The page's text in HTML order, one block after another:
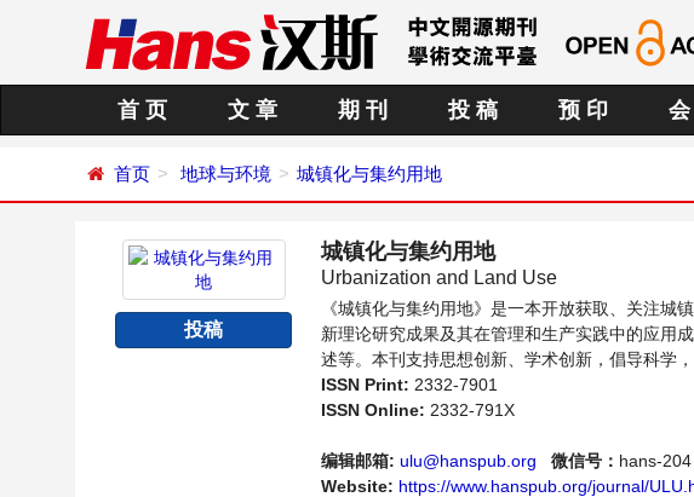
首 页 文 章 期 刊 投 稿 预 印 会
首页 地球与环境 城镇化与集约用地
投稿
城镇化与集约用地
Urbanization and Land Use
《城镇化与集约用地》是一本开放获取、关注城
新理论研究成果及其在管理和生产实践中的应用
述等。本刊支持思想创新、学术创新，倡导科学
的科学家、学者、科研人员提供一个传播、分享
ISSN Print: 2332-7901
ISSN Online: 2332-791X
编辑邮箱: ulu@hanspub.org 微信号： hans-204
Website: https://www.hanspub.org/journal/